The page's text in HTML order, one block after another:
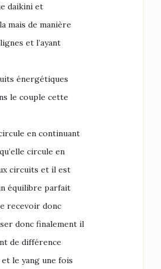
daikini et
mais de manière
et l’ayant
énergétiques
le couple cette
en continuant
circule en
circuits et il est
équilibre parfait
recevoir donc
donc finalement il
de différence
le yang une fois